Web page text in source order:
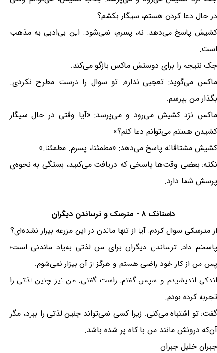
در حال دعا کردن هستم، سیگار بکشم؟
کشیش پاسخ می‌دهد: نه، پسرم، نمی‌شود. این بی‌ادبی به مذهب
است.
جک نتیجه را برای دوستش ماکس بازگو می‌کند.
ماکس می‌گوید: تعجبی نداره. تو سوال را درست مطرح نکردی.
بگذار من بپرسم.
ماکس نزد کشیش می‌رود و می‌پرسد: «آیا وقتی در حال سیگار
کشیدن هستم می‌توانم دعا کنم؟»
کشیش مشتاقانه پاسخ می‌دهد: «مطمئنا، پسرم. مطمئنا.»
نکته: بعضی‌ وقت‌ها پاسخی که دریافت می‌کنید، بستگی به نحوه‌ی
پرسش شما دارد.
داستانک ۸ - مترسک و ترساندن دیگران
از مترسکی سوال کردم: آیا از تنها ماندن در این مزرعه بیزار نشده‌ای؟
پاسخم داد: ترساندن دیگران برای من لذتی به‌یاد ماندنی است؛
پس من از کار خود راضی هستم و هرگز از آن بیزار نمی‌شوم.
اندکی اندیشیدم و سپس گفتم: راست گفتی. من نیز چنین لذتی را
تجربه کرده بودم.
گفت: تو اشتباه می‌کنی. زیرا کسی نمی‌تواند چنین لذتی را ببرد، مگر
آن‌که درونش مانند من با کاه پر شده باشد.
جبران خلیل جبران